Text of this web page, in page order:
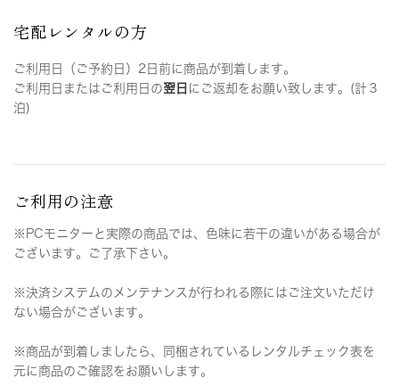
宅配レンタルの方
ご利用日（ご予約日）2日前に商品が到着します。
ご利用日またはご利用日の翌日 にご返却をお願い致します。(計３
泊)
ご利用の注意
※PCモニターと実際の商品では、色味に若干の違いがある場合が
ございます。ご了承下さい。
※決済システムのメンテナンスが行われる際にはご注文いただけ
ない場合がございます。
※商品が到着しましたら、同梱されているレンタルチェック表を
元に商品のご確認をお願いします。